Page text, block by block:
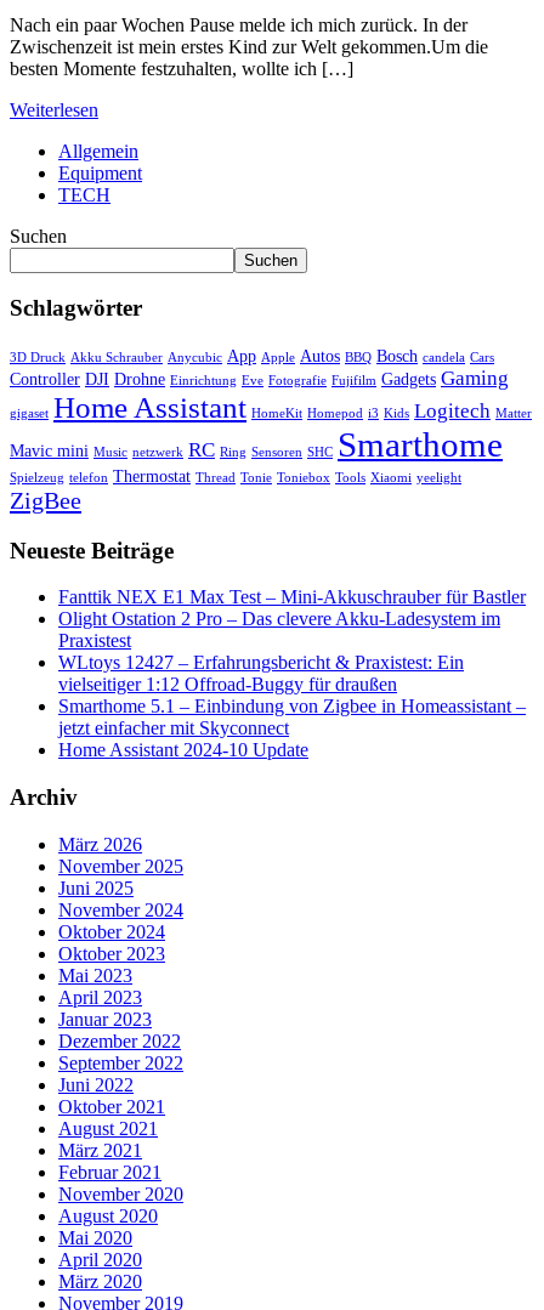
Nach ein paar Wochen Pause melde ich mich zurück. In der
Zwischenzeit ist mein erstes Kind zur Welt gekommen.Um die
besten Momente festzuhalten, wollte ich […]
Weiterlesen
Allgemein
Equipment
TECH
Suchen
Suchen
Schlagwörter
3D Druck Akku Schrauber Anycubic App Apple Autos BBQ Bosch candela Cars
Controller DJI Drohne Einrichtung Eve Fotografie Fujifilm Gadgets Gaming
gigaset Home Assistant HomeKit Homepod i3 Kids Logitech Matter
Mavic mini Music netzwerk RC Ring Sensoren SHC Smarthome
Spielzeug telefon Thermostat Thread Tonie Toniebox Tools Xiaomi yeelight
ZigBee
Neueste Beiträge
Fanttik NEX E1 Max Test – Mini-Akkuschrauber für Bastler
Olight Ostation 2 Pro – Das clevere Akku-Ladesystem im
Praxistest
WLtoys 12427 – Erfahrungsbericht & Praxistest: Ein
vielseitiger 1:12 Offroad-Buggy für draußen
Smarthome 5.1 – Einbindung von Zigbee in Homeassistant –
jetzt einfacher mit Skyconnect
Home Assistant 2024-10 Update
Archiv
März 2026
November 2025
Juni 2025
November 2024
Oktober 2024
Oktober 2023
Mai 2023
April 2023
Januar 2023
Dezember 2022
September 2022
Juni 2022
Oktober 2021
August 2021
März 2021
Februar 2021
November 2020
August 2020
Mai 2020
April 2020
März 2020
November 2019